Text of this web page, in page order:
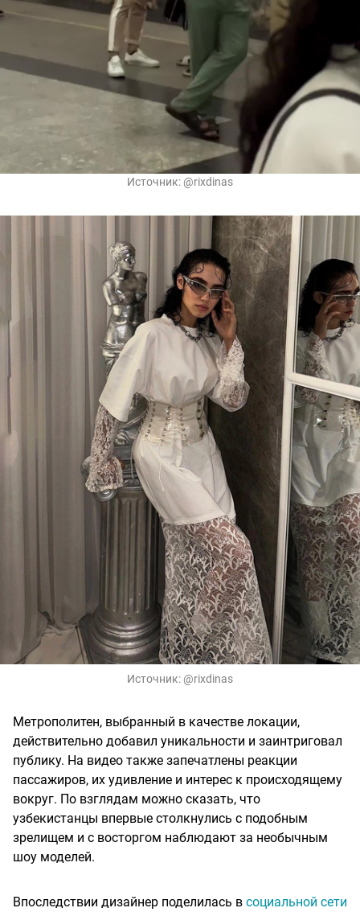
Источник: @rixdinas
Источник: @rixdinas
Метрополитен, выбранный в качестве локации,
действительно добавил уникальности и заинтриговал
публику. На видео также запечатлены реакции
пассажиров, их удивление и интерес к происходящему
вокруг. По взглядам можно сказать, что
узбекистанцы впервые столкнулись с подобным
зрелищем и с восторгом наблюдают за необычным
шоу моделей.
Впоследствии дизайнер поделилась в социальной сети